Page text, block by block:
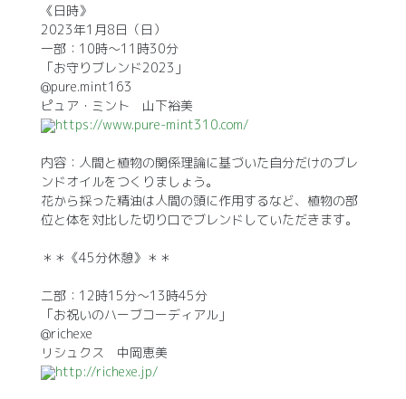
《日時》
2023年1月8日（日）
一部：10時〜11時30分
「お守りブレンド2023」
@pure.mint163
ピュア・ミント 山下裕美
https://www.pure-mint310.com/
内容：人間と植物の関係理論に基づいた自分だけのブレ
ンドオイルをつくりましょう。
花から採った精油は人間の頭に作用するなど、植物の部
位と体を対比した切り口でブレンドしていただきます。
＊＊《45分休憩》＊＊
二部：12時15分〜13時45分
「お祝いのハーブコーディアル」
@richexe
リシュクス 中岡恵美
http://richexe.jp/